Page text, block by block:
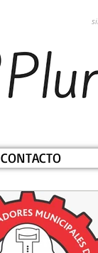
CONTACTO